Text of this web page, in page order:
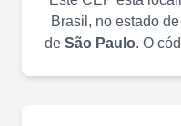
Brasil, no estado de
de São Paulo. O